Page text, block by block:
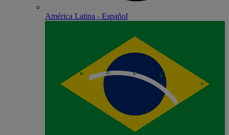
América Latina - Español